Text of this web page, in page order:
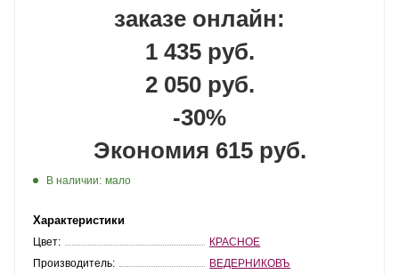
заказе онлайн:
1 435 руб.
2 050 руб.
-30%
Экономия 615 руб.
В наличии: мало
Характеристики
Цвет:
КРАСНОЕ
Производитель:
ВЕДЕРНИКОВЪ